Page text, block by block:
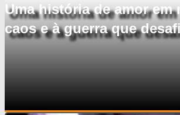
Uma história de amor em
caos e à guerra que